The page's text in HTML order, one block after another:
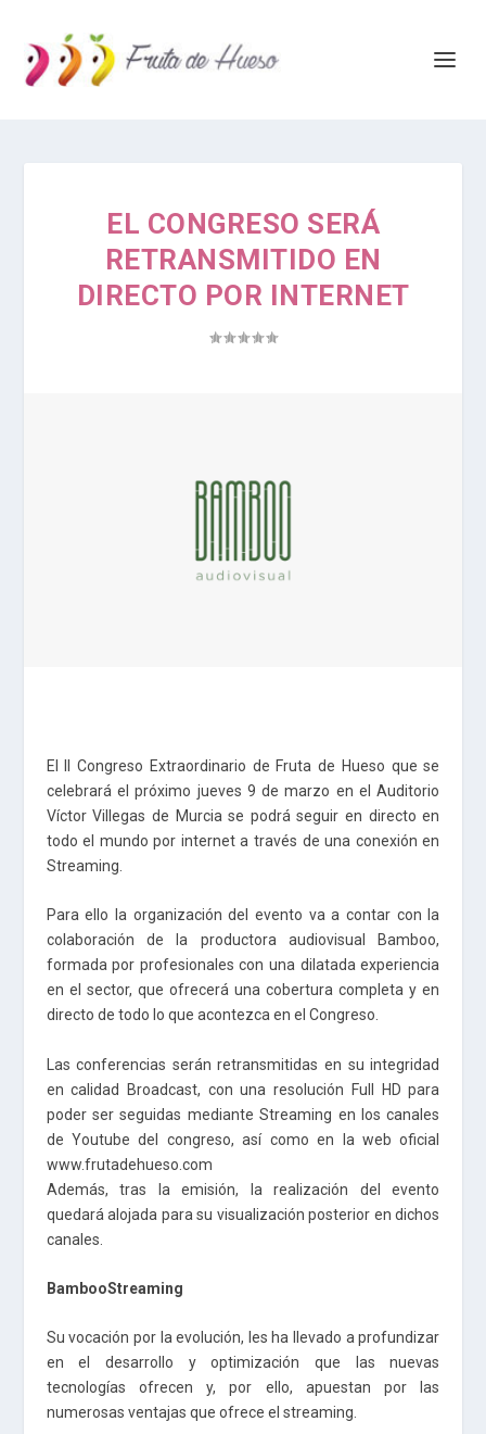
EL CONGRESO SERÁ
RETRANSMITIDO EN
DIRECTO POR INTERNET
El II Congreso Extraordinario de Fruta de Hueso que se
celebrará el próximo jueves 9 de marzo en el Auditorio
Víctor Villegas de Murcia se podrá seguir en directo en
todo el mundo por internet a través de una conexión en
Streaming.
Para ello la organización del evento va a contar con la
colaboración de la productora audiovisual Bamboo,
formada por profesionales con una dilatada experiencia
en el sector, que ofrecerá una cobertura completa y en
directo de todo lo que acontezca en el Congreso.
Las conferencias serán retransmitidas en su integridad
en calidad Broadcast, con una resolución Full HD para
poder ser seguidas mediante Streaming en los canales
de Youtube del congreso, así como en la web oficial
www.frutadehueso.com
Además, tras la emisión, la realización del evento
quedará alojada para su visualización posterior en dichos
canales.
BambooStreaming
Su vocación por la evolución, les ha llevado a profundizar
en el desarrollo y optimización que las nuevas
tecnologías ofrecen y, por ello, apuestan por las
numerosas ventajas que ofrece el streaming.